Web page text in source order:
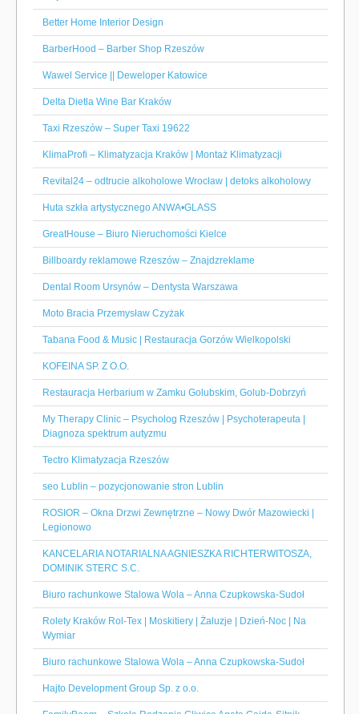
Better Home Interior Design
BarberHood – Barber Shop Rzeszów
Wawel Service || Deweloper Katowice
Delta Dietla Wine Bar Kraków
Taxi Rzeszów – Super Taxi 19622
KlimaProfi – Klimatyzacja Kraków | Montaż Klimatyzacji
Revital24 – odtrucie alkoholowe Wrocław | detoks alkoholowy
Huta szkła artystycznego ANWA•GLASS
GreatHouse – Biuro Nieruchomości Kielce
Billboardy reklamowe Rzeszów – Znajdzreklame
Dental Room Ursynów – Dentysta Warszawa
Moto Bracia Przemysław Czyżak
Tabana Food & Music | Restauracja Gorzów Wielkopolski
KOFEINA SP. Z O.O.
Restauracja Herbarium w Zamku Golubskim, Golub-Dobrzyń
My Therapy Clinic – Psycholog Rzeszów | Psychoterapeuta |
Diagnoza spektrum autyzmu
Tectro Klimatyzacja Rzeszów
seo Lublin – pozycjonowanie stron Lublin
ROSIOR – Okna Drzwi Zewnętrzne – Nowy Dwór Mazowiecki |
Legionowo
KANCELARIA NOTARIALNA AGNIESZKA RICHTERWITOSZA,
DOMINIK STERC S.C.
Biuro rachunkowe Stalowa Wola – Anna Czupkowska-Sudoł
Rolety Kraków Rol-Tex | Moskitiery | Żaluzje | Dzień-Noc | Na
Wymiar
Biuro rachunkowe Stalowa Wola – Anna Czupkowska-Sudoł
Hajto Development Group Sp. z o.o.